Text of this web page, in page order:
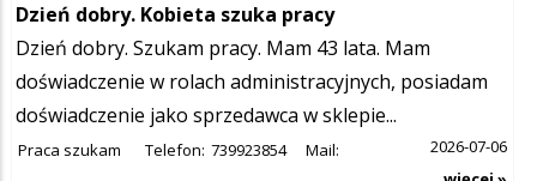
Dzień dobry. Kobieta szuka pracy
Dzień dobry. Szukam pracy. Mam 43 lata. Mam
doświadczenie w rolach administracyjnych, posiadam
doświadczenie jako sprzedawca w sklepie...
Praca szukam Telefon: 739923854 Mail:
2026-07-06